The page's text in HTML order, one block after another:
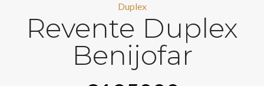
Duplex
Revente Duplex
Benijofar